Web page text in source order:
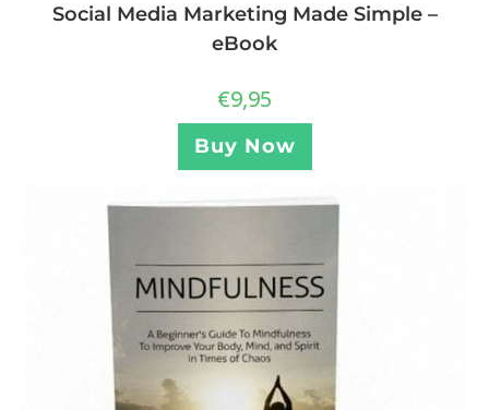
Social Media Marketing Made Simple –
eBook
€9,95
Buy Now